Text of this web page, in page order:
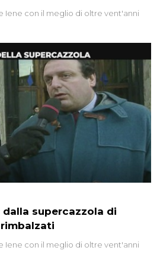
Iene con il meglio di oltre vent'anni
dalla supercazzola di
Iene con il meglio di oltre vent'anni